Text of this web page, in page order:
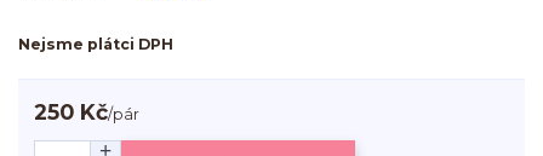
Nejsme plátci DPH
250 Kč/pár